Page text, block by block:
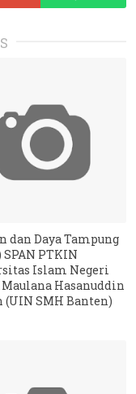
dan Daya Tampung
SPAN PTKIN
Islam Negeri
Hasanuddin
(UIN SMH Banten)